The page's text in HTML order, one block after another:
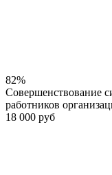
82%
Совершенствование
работников
18 000 руб